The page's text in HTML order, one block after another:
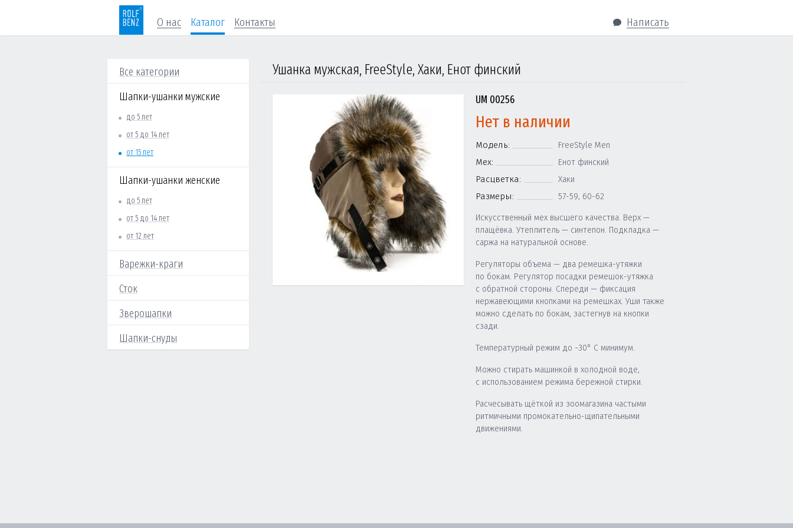
О нас Каталог Контакты Написать
Все категории
Шапки-ушанки мужские
до 5 лет
от 5 до 14 лет
от 15 лет
Шапки-ушанки женские
до 5 лет
от 5 до 14 лет
от 12 лет
Варежки-краги
Сток
Зверошапки
Шапки-снуды
Ушанка мужская, FreeStyle, Хаки, Енот финский
UM 00256
Нет в наличии
Модель: FreeStyle Men
Мех: Енот финский
Расцветка: Хаки
Размеры: 57-59, 60-62
Искусственный мех высшего качества. Верх —
плащёвка. Утеплитель — синтепон. Подкладка —
саржа на натуральной основе.
Регуляторы объема — два ремешка-утяжки
по бокам. Регулятор посадки ремешок-утяжка
с обратной стороны. Спереди — фиксация
нержавеющими кнопками на ремешках. Уши также
можно сделать по бокам, застегнув на кнопки
сзади.
Температурный режим до −30° C минимум.
Можно стирать машинкой в холодной воде,
с использованием режима бережной стирки.
Расчесывать щёткой из зоомагазина частыми
ритмичными промокательно-щипательными
движениями.